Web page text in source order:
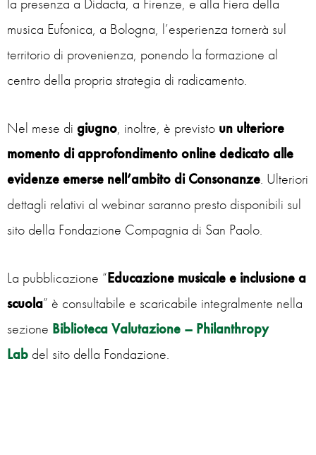
la presenza a Didacta, a Firenze, e alla Fiera della
musica Eufonica, a Bologna, l’esperienza tornerà sul
territorio di provenienza, ponendo la formazione al
centro della propria strategia di radicamento.
Nel mese di giugno, inoltre, è previsto un ulteriore
momento di approfondimento online dedicato alle
evidenze emerse nell’ambito di Consonanze. Ulteriori
dettagli relativi al webinar saranno presto disponibili sul
sito della Fondazione Compagnia di San Paolo.
La pubblicazione “Educazione musicale e inclusione a
scuola” è consultabile e scaricabile integralmente nella
sezione Biblioteca Valutazione – Philanthropy
Lab del sito della Fondazione.